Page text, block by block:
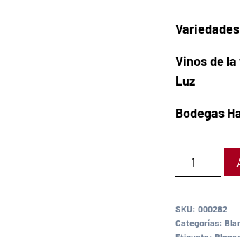
Vinos de
Luz
Bodegas
SKU: 000282
Categorías: